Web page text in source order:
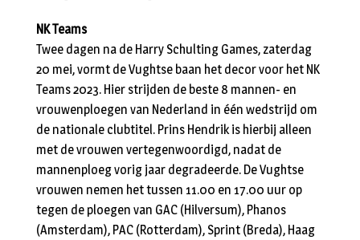
NK Teams
Twee dagen na de Harry Schulting Games, zaterdag
20 mei, vormt de Vughtse baan het decor voor het NK
Teams 2023. Hier strijden de beste 8 mannen- en
vrouwenploegen van Nederland in één wedstrijd om
de nationale clubtitel. Prins Hendrik is hierbij alleen
met de vrouwen vertegenwoordigd, nadat de
mannenploeg vorig jaar degradeerde. De Vughtse
vrouwen nemen het tussen 11.00 en 17.00 uur op
tegen de ploegen van GAC (Hilversum), Phanos
(Amsterdam), PAC (Rotterdam), Sprint (Breda), Haag